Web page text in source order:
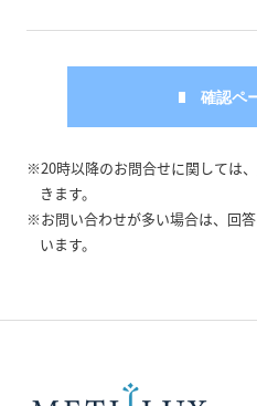
※20時以降のお問合せに関しては
きます。
※お問い合わせが多い場合は、回
います。